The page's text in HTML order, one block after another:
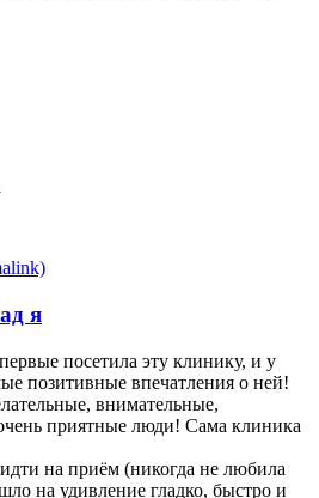
я
посетила эту клинику, и у
позитивные впечатления о ней!
внимательные,
приятные люди! Сама клиника
на приём (никогда не любила
на удивление гладко, быстро и